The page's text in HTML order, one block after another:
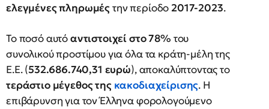
ελεγμένες πληρωμέςτην περίοδο 2017-2023.
Το ποσό αυτόαντιστοιχεί στο 78% του
συνολικού προστίμου για όλα τα κράτη-μέλη της
Ε.Ε. (532.686.740,31 ευρώ), αποκαλύπτοντας το
τεράστιο μέγεθος της κακοδιαχείρισης. Η
επιβάρυνση για τον Έλληνα φορολογούμενο